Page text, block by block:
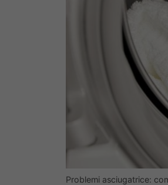
Problemi asciugatrice: